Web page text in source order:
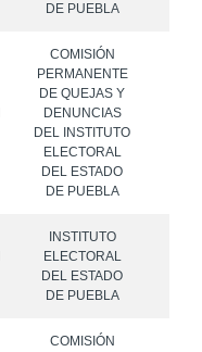
DE PUEBLA
COMISIÓN
PERMANENTE
DE QUEJAS Y
DENUNCIAS
DEL INSTITUTO
ELECTORAL
DEL ESTADO
DE PUEBLA
INSTITUTO
ELECTORAL
DEL ESTADO
DE PUEBLA
COMISIÓN